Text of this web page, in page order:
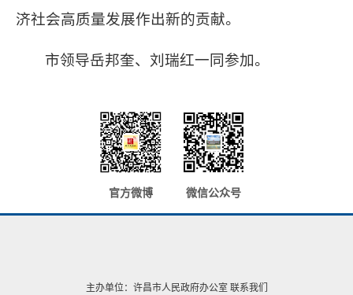
济社会高质量发展作出新的贡献。
市领导岳邦奎、刘瑞红一同参加。
官方微博 微信公众号
主办单位：许昌市人民政府办公室 联系我们